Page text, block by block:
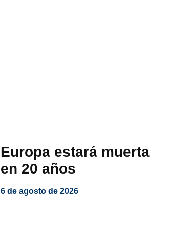
Europa estará muerta
en 20 años
6 de agosto de 2026